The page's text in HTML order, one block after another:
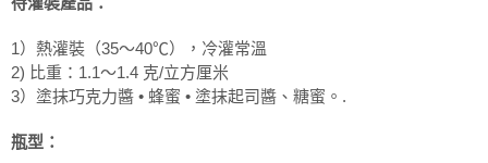
1）熱灌裝（35～40℃），冷灌常溫
2) 比重：1.1～1.4 克/立方厘米
3）塗抹巧克力醬 • 蜂蜜 • 塗抹起司醬、糖蜜。.
瓶型：